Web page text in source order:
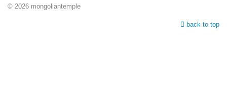
© 2026 mongoliantemple
back to top